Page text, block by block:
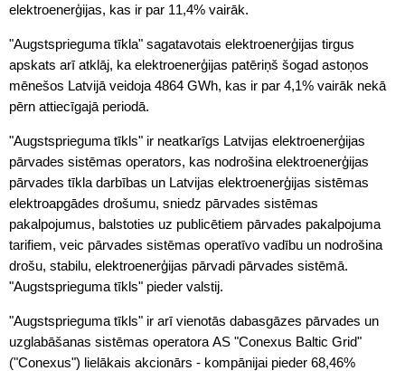
elektroenerģijas, kas ir par 11,4% vairāk.
"Augstsprieguma tīkla" sagatavotais elektroenerģijas tirgus
apskats arī atklāj, ka elektroenerģijas patēriņš šogad astoņos
mēnešos Latvijā veidoja 4864 GWh, kas ir par 4,1% vairāk nekā
pērn attiecīgajā periodā.
"Augstsprieguma tīkls" ir neatkarīgs Latvijas elektroenerģijas
pārvades sistēmas operators, kas nodrošina elektroenerģijas
pārvades tīkla darbības un Latvijas elektroenerģijas sistēmas
elektroapgādes drošumu, sniedz pārvades sistēmas
pakalpojumus, balstoties uz publicētiem pārvades pakalpojuma
tarifiem, veic pārvades sistēmas operatīvo vadību un nodrošina
drošu, stabilu, elektroenerģijas pārvadi pārvades sistēmā.
"Augstsprieguma tīkls" pieder valstij.
"Augstsprieguma tīkls" ir arī vienotās dabasgāzes pārvades un
uzglabāšanas sistēmas operatora AS "Conexus Baltic Grid"
("Conexus") lielākais akcionārs - kompānijai pieder 68,46%